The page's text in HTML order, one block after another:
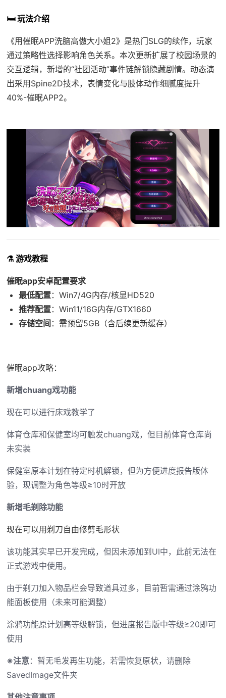
🛏️ 玩法介绍
《用催眠APP洗脑高傲大小姐2》是热门SLG的续作，玩家
通过策略性选择影响角色关系。本次更新扩展了校园场景的
交互逻辑，新增的“社团活动”事件链解锁隐藏剧情。动态演
出采用Spine2D技术，表情变化与肢体动作细腻度提升
40%-催眠APP2。
⚗️ 游戏教程
催眠app安卓配置要求
​最低配置​​：Win7/4G内存/核显HD520
​推荐配置​​：Win11/16G内存/GTX1660
​存储空间​ ​：需预留5GB（含后续更新缓存）
催眠app攻略：
新增chuang戏功能
现在可以进行床戏教学了
体育仓库和保健室均可触发chuang戏，但目前体育仓库尚
未实装
保健室原本计划在特定时机解锁，但为方便进度报告版体
验，现调整为角色等级≥10时开放
新增毛剃除功能
现在可以用剃刀自由修剪毛形状
该功能其实早已开发完成，但因未添加到UI中，此前无法在
正式游戏中使用。
由于剃刀加入物品栏会导致道具过多，目前暂需通过涂鸦功
能面板使用（未来可能调整）
涂鸦功能原计划高等级解锁，但进度报告版中等级≥20即可
使用
※注意：暂无毛发再生功能，若需恢复原状，请删除
SavedImage文件夹